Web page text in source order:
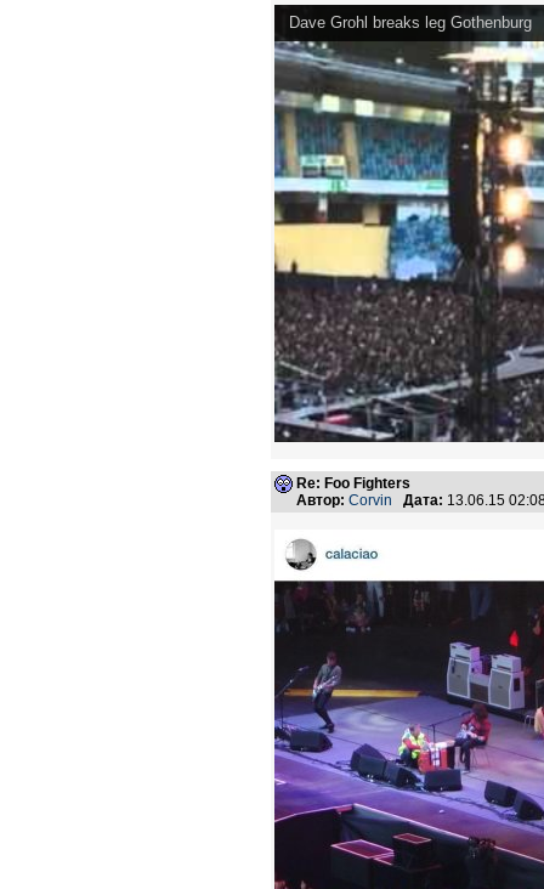
Dave Grohl breaks leg Gothenburg
Re: Foo Fighters
Автор: Corvin Дата: 13.06.15